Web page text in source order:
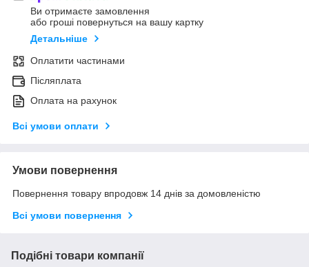
Ви отримаєте замовлення
або гроші повернуться на вашу картку
Детальніше
Оплатити частинами
Післяплата
Оплата на рахунок
Всі умови оплати
Умови повернення
Повернення товару впродовж 14 днів за домовленістю
Всі умови повернення
Подібні товари компанії